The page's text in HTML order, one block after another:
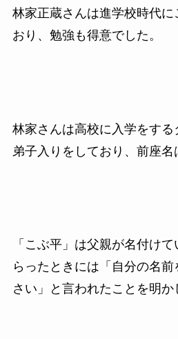
林家正蔵さんは進学校時代に
おり、勉強も得意でした。
林家さんは高校に入学をする
弟子入りをしており、前座名
「こぶ平」は父親が名付け
らったときには「自分の名
さい」と言われたことを明か